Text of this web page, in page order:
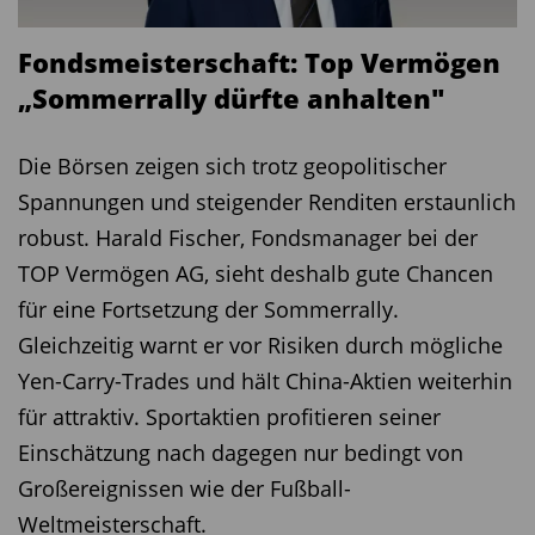
institutionellen Käufern ausgeschlossen. Das
führt dazu, dass zum Beispiel Nachranganleihen
oft mit Bewertungsabschlag gehandelt werden,
klassischen Anleihen desselben Emittenten
unterscheidet“, erklärt Spies. Die Chance liege
darin, hier günstig zu kaufen und damit höhere
Renditen zu erzielen als mit klassischen Anleihen.
Bis zu zwei Drittel des Portfolios sind in
Nachrangkapital investiert. Spies sieht darin kein
erhöhtes Risiko. „Schwache Unternehmen
können gar keine Nachranganleihen emittieren“,
erklärt er. Die Ausfallwahrscheinlichkeit sei bei
Anleihen eines Unternehmens identisch.
Fondsmeisterschaft: Top Vermögen
„Sommerrally dürfte anhalten"
Die Börsen zeigen sich trotz geopolitischer
Spannungen und steigender Renditen erstaunlich
robust. Harald Fischer, Fondsmanager bei der
TOP Vermögen AG, sieht deshalb gute Chancen
für eine Fortsetzung der Sommerrally.
Gleichzeitig warnt er vor Risiken durch mögliche
Yen-Carry-Trades und hält China-Aktien weiterhin
für attraktiv. Sportaktien profitieren seiner
Einschätzung nach dagegen nur bedingt von
Großereignissen wie der Fußball-
Weltmeisterschaft.